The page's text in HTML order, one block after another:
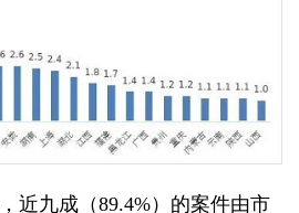
，近九成（89.4%）的案件由市